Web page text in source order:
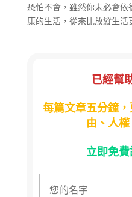
恐怕不會，雖然你未必會
康的生活，從來比放縱生活
已經幫
每篇文章五分鐘
由、人
立即免